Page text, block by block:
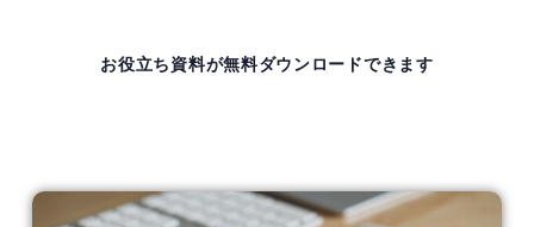
お役立ち資料が無料ダウンロードできます